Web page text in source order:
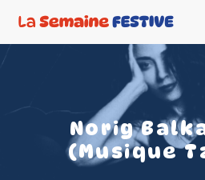
Norig
(Musique